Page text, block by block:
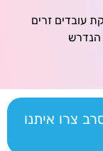
עובדים זרים
הנדרש
צרו איתנו